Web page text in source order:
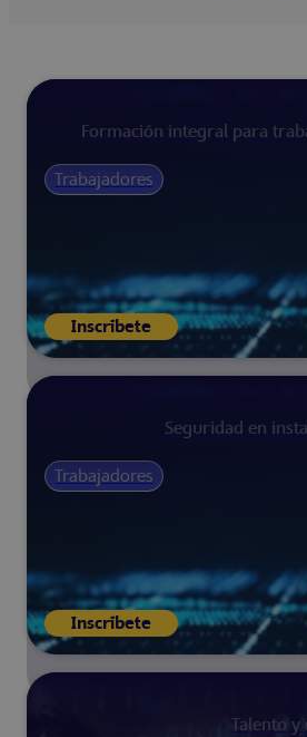
Formación integral para
Trabajadores
Inscríbete
Seguridad en
Trabajadores
Inscríbete
Talento